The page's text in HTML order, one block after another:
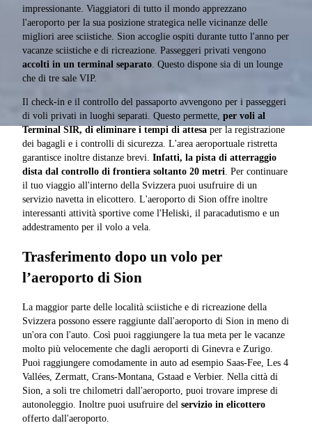
impressionante. Viaggiatori di tutto il mondo apprezzano
l'aeroporto per la sua posizione strategica nelle vicinanze delle
migliori aree sciistiche. Sion accoglie ospiti durante tutto l'anno per
vacanze sciistiche e di ricreazione. Passeggeri privati vengono
accolti in un terminal separato . Questo dispone sia di un lounge
che di tre sale VIP.
Il check-in e il controllo del passaporto avvengono per i passeggeri
di voli privati in luoghi separati. Questo permette, per voli al
Terminal SIR, di eliminare i tempi di attesa per la registrazione
dei bagagli e i controlli di sicurezza. L'area aeroportuale ristretta
garantisce inoltre distanze brevi. Infatti, la pista di atterraggio
dista dal controllo di frontiera soltanto 20 metri . Per continuare
il tuo viaggio all'interno della Svizzera puoi usufruire di un
servizio navetta in elicottero. L'aeroporto di Sion offre inoltre
interessanti attività sportive come l'Heliski, il paracadutismo e un
addestramento per il volo a vela.
Trasferimento dopo un volo per
l’aeroporto di Sion
La maggior parte delle località sciistiche e di ricreazione della
Svizzera possono essere raggiunte dall'aeroporto di Sion in meno di
un'ora con l'auto. Così puoi raggiungere la tua meta per le vacanze
molto più velocemente che dagli aeroporti di Ginevra e Zurigo.
Puoi raggiungere comodamente in auto ad esempio Saas-Fee, Les 4
Vallées, Zermatt, Crans-Montana, Gstaad e Verbier. Nella città di
Sion, a soli tre chilometri dall'aeroporto, puoi trovare imprese di
autonoleggio. Inoltre puoi usufruire del servizio in elicottero
offerto dall'aeroporto.